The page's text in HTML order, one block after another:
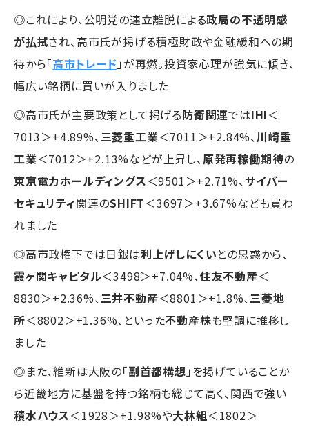
◎これにより、公明党の連立離脱による政局の不透明感
が払拭され、高市氏が掲げる積極財政や金融緩和への期
待から「高市トレード 」が再燃。投資家心理が強気に傾き、
幅広い銘柄に買いが入りました
◎高市氏が主要政策として掲げる防衛関連ではIHI＜
7013＞+4.89%、三菱重工業＜7011＞+2.84%、川崎重
工業＜7012＞+2.13%などが上昇し、原発再稼働期待の
東京電力ホールディングス＜9501＞+2.71%、サイバー
セキュリティ関連のSHIFT＜3697＞+3.67%なども買わ
れました
◎高市政権下では日銀は利上げしにくいとの思惑から、
霞ヶ関キャピタル＜3498＞+7.04%、住友不動産＜
8830＞+2.36%、三井不動産＜8801＞+1.8%、三菱地
所＜8802＞+1.36%、といった不動産株も堅調に推移し
ました
◎また、維新は大阪の「副首都構想 」を掲げていることか
ら近畿地方に基盤を持つ銘柄も総じて高く、関西で強い
積水ハウス＜1928＞+1.98%や大林組＜1802＞